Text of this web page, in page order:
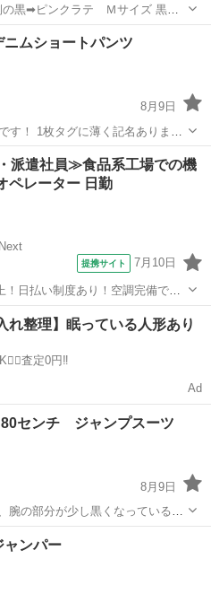
➡︎ピンクラテ Ｍサイズ 黒の
ズ用品 ピンクラテ
ムショートパンツ
8月9日
ありま
ズ用品 ショートパンツ
派遣社員≫食品系工場での機
ペレーター 日勤
提携サイト 7月10日
！日払い制度あり！空調完備で快
中！作業着無償貸与★マイカー通
のお仕事 ◇卵
他
れ整理】眠っている人形あり
査定0円‼️
Ad
80センチ ジャンプスーツ
8月9日
すが まだまだ使えるのでお安くお
ッズ用品
ンパー